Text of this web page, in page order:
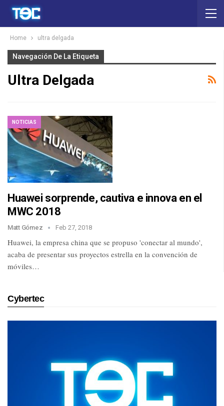
Home ultra delgada
Navegación De La Etiqueta
Ultra Delgada
NOTICIAS
Huawei sorprende, cautiva e innova en el
MWC 2018
Matt Gómez Feb 27, 2018
Huawei, la empresa china que se propuso 'conectar al mundo',
acaba de presentar sus proyectos estrella en la convención de
móviles…
Cybertec